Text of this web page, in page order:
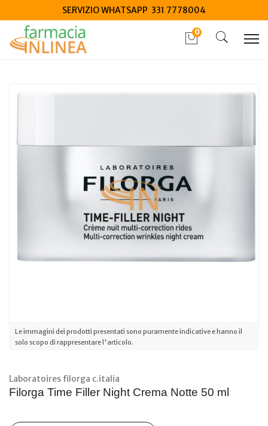
SERVIZIO WHATSAPP 331 7778004
0
Le immagini dei prodotti presentati sono puramente indicative e hanno il
solo scopo di rappresentare l'articolo.
Laboratoires filorga c.italia
Filorga Time Filler Night Crema Notte 50 ml